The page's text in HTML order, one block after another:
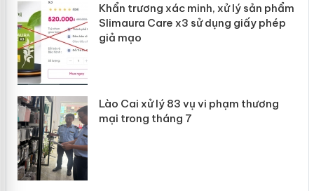
Khẩn trương xác minh, xử lý sản phẩm
Slimaura Care x3 sử dụng giấy phép
giả mạo
Lào Cai xử lý 83 vụ vi phạm thương
mại trong tháng 7